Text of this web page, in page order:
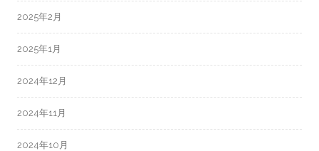
2025年2月
2025年1月
2024年12月
2024年11月
2024年10月